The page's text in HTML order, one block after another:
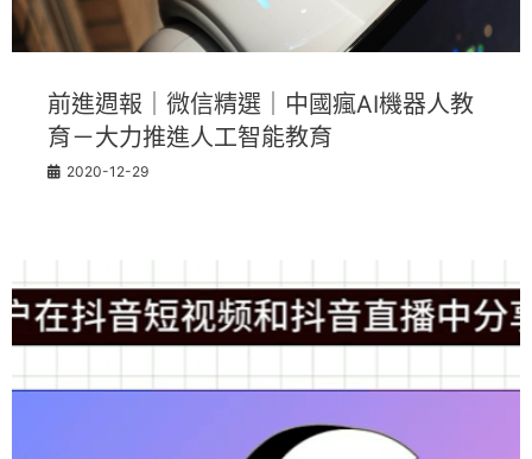
前進週報｜微信精選｜中國瘋AI機器人教
育－大力推進人工智能教育
2020-12-29